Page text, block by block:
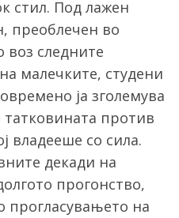
стил. Под лажен
преоблечен во
воз следните
малечките, студени
ја зголемува
против
владееше со сила.
декади на
прогонство,
прогласувањето на